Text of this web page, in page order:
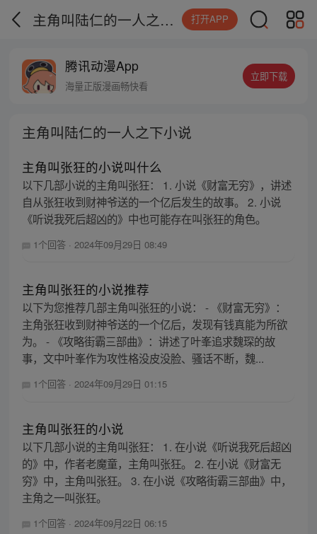
主角叫陆仁的一人之下小说 打开APP
腾讯动漫App
海量正版漫画畅快看
立即下载
主角叫陆仁的一人之下小说
主角叫张狂的小说叫什么
以下几部小说的主角叫张狂： 1. 小说《财富无穷》，讲述
自从张狂收到财神爷送的一个亿后发生的故事。 2. 小说
《听说我死后超凶的》中也可能存在叫张狂的角色。
1个回答 · 2024年09月29日 08:49
主角叫张狂的小说推荐
以下为您推荐几部主角叫张狂的小说： - 《财富无穷》：
主角张狂收到财神爷送的一个亿后，发现有钱真能为所欲
为。 - 《攻略街霸三部曲》：讲述了叶峯追求魏琛的故
事，文中叶峯作为攻性格没皮没脸、骚话不断，魏...
1个回答 · 2024年09月29日 01:15
主角叫张狂的小说
以下几部小说的主角叫张狂： 1. 在小说《听说我死后超凶
的》中，作者老魔童，主角叫张狂。 2. 在小说《财富无
穷》中，主角叫张狂。 3. 在小说《攻略街霸三部曲》中，
主角之一叫张狂。
1个回答 · 2024年09月22日 06:15